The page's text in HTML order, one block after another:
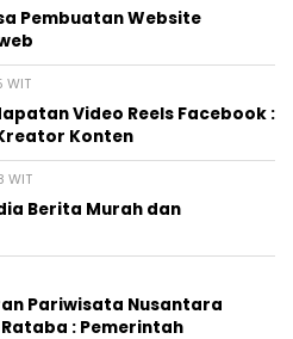
Pembuatan Website
WIT
Video Reels Facebook :
Konten
WIT
Berita Murah dan
Pariwisata Nusantara
: Pemerintah